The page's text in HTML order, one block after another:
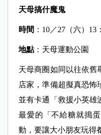
天母搞什魔鬼
時間 ：10／27（六）13
地點：天母運動公園
天母商圈如同以往依舊
店家，準備超擬真恐怖
並有卡通「救援小英雄
最愛的「不給糖就搗
動，要讓大小朋友玩得